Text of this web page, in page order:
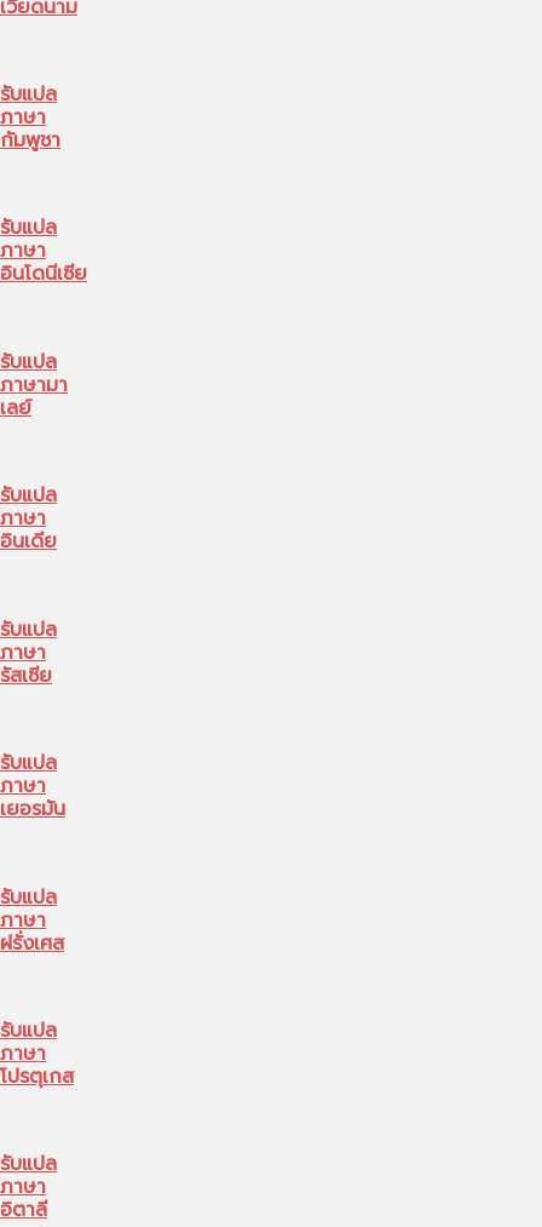
เวียดนาม
รับแปล
ภาษา
กัมพูชา
รับแปล
ภาษา
อินโดนีเซีย
รับแปล
ภาษามา
เลย์
รับแปล
ภาษา
อินเดีย
รับแปล
ภาษา
รัสเซีย
รับแปล
ภาษา
เยอรมัน
รับแปล
ภาษา
ฝรั่งเศส
รับแปล
ภาษา
โปรตุเกส
รับแปล
ภาษา
อิตาลี